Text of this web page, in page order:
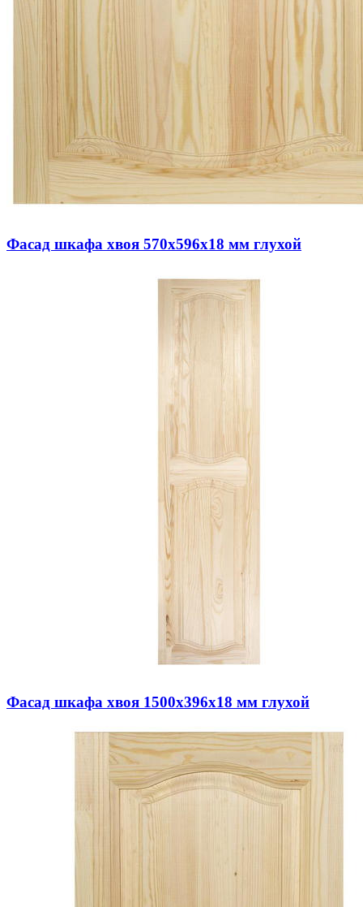
Фасад шкафа хвоя 570х596х18 мм глухой
Фасад шкафа хвоя 1500х396х18 мм глухой